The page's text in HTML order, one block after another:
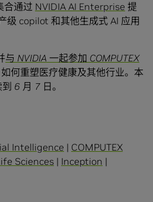
合通过 NVIDIA AI Enterprise 提
级 copilot 和其他生成式 AI 应用
与 NVIDIA 一起参加 COMPUTEX
何重塑医疗健康及其他行业。本
6 月 7 日。
Intelligence | COMPUTEX
Sciences | Inception |